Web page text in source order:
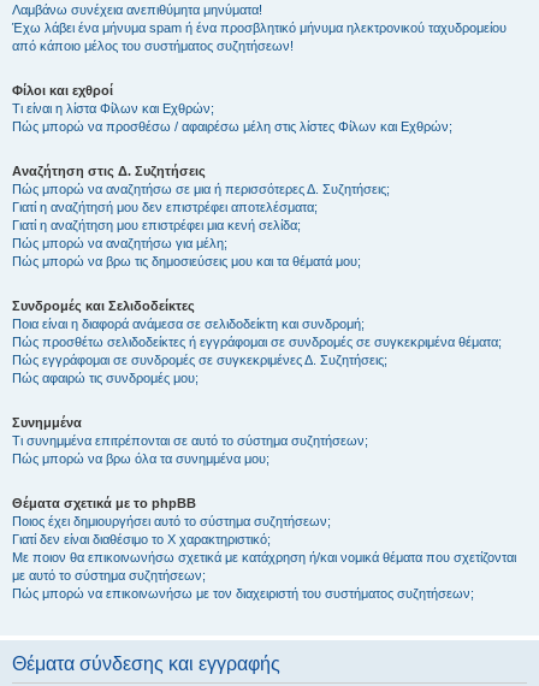
Λαμβάνω συνέχεια ανεπιθύμητα μηνύματα!
Έχω λάβει ένα μήνυμα spam ή ένα προσβλητικό μήνυμα ηλεκτρονικού ταχυδρομείου
από κάποιο μέλος του συστήματος συζητήσεων!
Φίλοι και εχθροί
Τι είναι η λίστα Φίλων και Εχθρών;
Πώς μπορώ να προσθέσω / αφαιρέσω μέλη στις λίστες Φίλων και Εχθρών;
Αναζήτηση στις Δ. Συζητήσεις
Πώς μπορώ να αναζητήσω σε μια ή περισσότερες Δ. Συζητήσεις;
Γιατί η αναζήτησή μου δεν επιστρέφει αποτελέσματα;
Γιατί η αναζήτηση μου επιστρέφει μια κενή σελίδα;
Πώς μπορώ να αναζητήσω για μέλη;
Πώς μπορώ να βρω τις δημοσιεύσεις μου και τα θέματά μου;
Συνδρομές και Σελιδοδείκτες
Ποια είναι η διαφορά ανάμεσα σε σελιδοδείκτη και συνδρομή;
Πώς προσθέτω σελιδοδείκτες ή εγγράφομαι σε συνδρομές σε συγκεκριμένα θέματα;
Πώς εγγράφομαι σε συνδρομές σε συγκεκριμένες Δ. Συζητήσεις;
Πώς αφαιρώ τις συνδρομές μου;
Συνημμένα
Τι συνημμένα επιτρέπονται σε αυτό το σύστημα συζητήσεων;
Πώς μπορώ να βρω όλα τα συνημμένα μου;
Θέματα σχετικά με το phpBB
Ποιος έχει δημιουργήσει αυτό το σύστημα συζητήσεων;
Γιατί δεν είναι διαθέσιμο το Χ χαρακτηριστικό;
Με ποιον θα επικοινωνήσω σχετικά με κατάχρηση ή/και νομικά θέματα που σχετίζονται
με αυτό το σύστημα συζητήσεων;
Πώς μπορώ να επικοινωνήσω με τον διαχειριστή του συστήματος συζητήσεων;
Θέματα σύνδεσης και εγγραφής